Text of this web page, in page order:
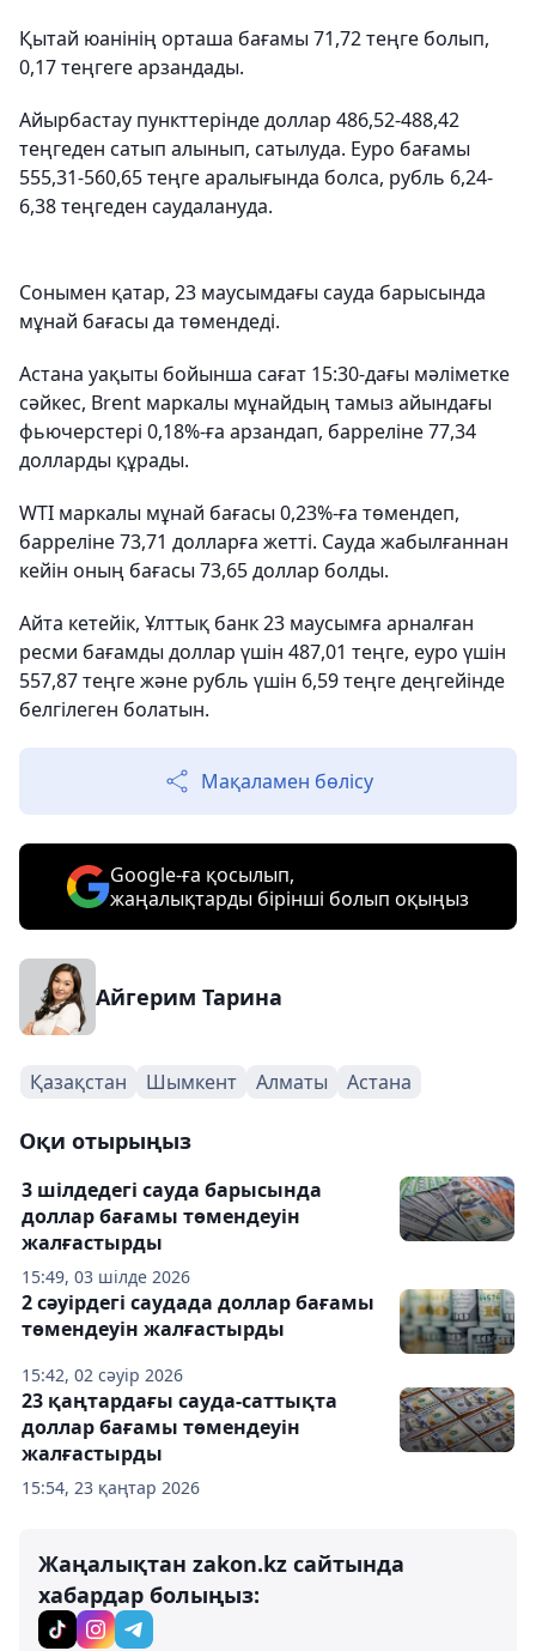
Қытай юанінің орташа бағамы 71,72 теңге болып,
0,17 теңгеге арзандады.
Айырбастау пункттерінде доллар 486,52-488,42
теңгеден сатып алынып, сатылуда. Еуро бағамы
555,31-560,65 теңге аралығында болса, рубль 6,24-
6,38 теңгеден саудалануда.
Сонымен қатар, 23 маусымдағы сауда барысында
мұнай бағасы да төмендеді.
Астана уақыты бойынша сағат 15:30-дағы мәліметке
сәйкес, Brent маркалы мұнайдың тамыз айындағы
фьючерстері 0,18%-ға арзандап, барреліне 77,34
долларды құрады.
WTI маркалы мұнай бағасы 0,23%-ға төмендеп,
барреліне 73,71 долларға жетті. Сауда жабылғаннан
кейін оның бағасы 73,65 доллар болды.
Айта кетейік, Ұлттық банк 23 маусымға арналған
ресми бағамды доллар үшін 487,01 теңге, еуро үшін
557,87 теңге және рубль үшін 6,59 теңге деңгейінде
белгілеген болатын.
Мақаламен бөлісу
Google-ға қосылып,
жаңалықтарды бірінші болып оқыңыз
Айгерим Тарина
Қазақстан Шымкент Алматы Астана
Оқи отырыңыз
15:49, 03 шілде 2026
3 шілдедегі сауда барысында
доллар бағамы төмендеуін
жалғастырды
15:42, 02 сәуір 2026
2 сәуірдегі саудада доллар бағамы
төмендеуін жалғастырды
15:54, 23 қаңтар 2026
23 қаңтардағы сауда-саттықта
доллар бағамы төмендеуін
жалғастырды
Жаңалықтан zakon.kz сайтында
хабардар болыңыз: